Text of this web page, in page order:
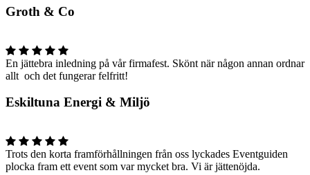
Groth & Co
En jättebra inledning på vår firmafest. Skönt när någon annan ordnar
allt och det fungerar felfritt!
Eskiltuna Energi & Miljö
Trots den korta framförhållningen från oss lyckades Eventguiden
plocka fram ett event som var mycket bra. Vi är jättenöjda.